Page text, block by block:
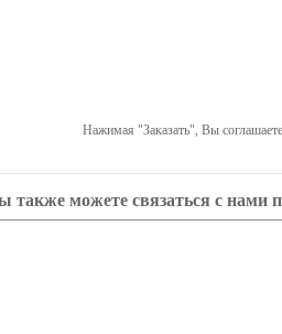
Нажимая "Заказать", Вы
также можете связаться с нами